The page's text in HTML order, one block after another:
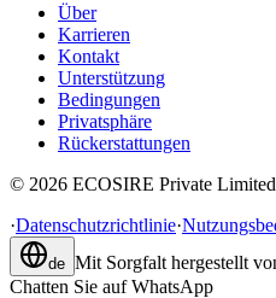
Über
Karrieren
Kontakt
Unterstützung
Bedingungen
Privatsphäre
Rückerstattungen
© 2026 ECOSIRE Private
·Datenschutzrichtlinie·
de Mit Sorgfalt hergestellt
Chatten Sie auf WhatsApp